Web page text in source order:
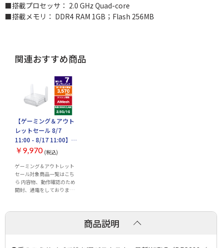
■搭載プロセッサ： 2.0 GHz Quad-core
■搭載メモリ： DDR4 RAM 1GB；Flash 256MB
関連おすすめ商品
【ゲーミング＆アウト
レットセール 8/7
11:00 - 8/17 11:00】
【アウトレット】
Go（メーカー保証付
き）
￥9,970 (税込)
ゲーミング＆アウトレット
セール対象商品一覧はこち
ら 内容物、動作確認のため
開封、通電をしておりま
ます。 ■通信方式 ・IEEE
商品説明